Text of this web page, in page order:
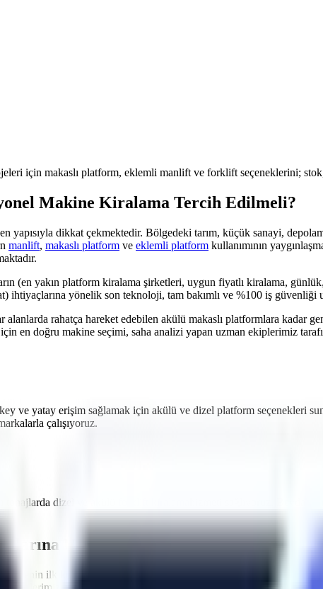
için makaslı platform, eklemli manlift ve forklift seçeneklerini;
Makine Kiralama Tercih Edilmeli?
yapısıyla dikkat çekmektedir. Bölgedeki tarım, küçük sanayi,
manlift, makaslı platform ve eklemli platform kullanımının
(en yakın platform kiralama şirketleri, uygun fiyatlı kiralama,
ihtiyaçlarına yönelik son teknoloji, tam bakımlı ve %100 iş
alanlarda rahatça hareket edebilen akülü makaslı platformlara kadar
için en doğru makine seçimi, saha analizi yapan uzman ekiplerimiz
ve yatay erişim sağlamak için akülü ve dizel platform seçenekleri
çalışıyoruz.
tonajlarda dizel ve akülü
Uygun Filo
geçmenin ilk kuralı, kullanılan ekipmanların standartlara uygun olmasıdır.